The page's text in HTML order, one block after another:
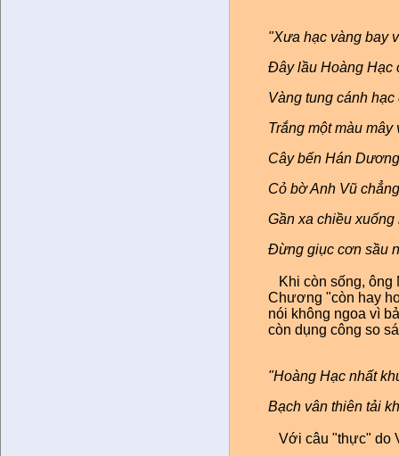
"Xưa hạc vàng bay
Đây lầu Hoàng Hạc
Vàng tung cánh hạc
Trắng một màu mây
Cây bến Hán
Cỏ bờ Anh Vũ
Gần xa chiều xuống
Đừng giục cơn sầu
Khi còn sống, ông
Chương "còn hay
nói không ngoa vì
còn dụng công so
"Hoàng Hạc nhất
Bạch vân thiên tải
Với câu "thực" do